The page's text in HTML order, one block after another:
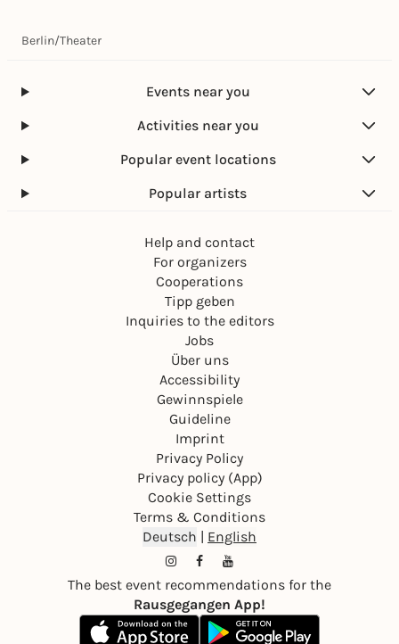
Berlin/Theater
Events near you
Activities near you
Popular event locations
Popular artists
Help and contact
For organizers
Cooperations
Tipp geben
Inquiries to the editors
Jobs
Über uns
Accessibility
Gewinnspiele
Guideline
Imprint
Privacy Policy
Privacy policy (App)
Cookie Settings
Terms & Conditions
Deutsch | English
The best event recommendations for the
Rausgegangen App!